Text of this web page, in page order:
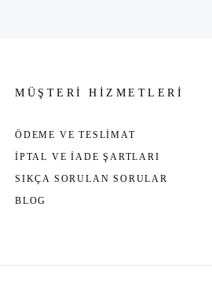
MÜŞTERİ HİZMETLERİ
ÖDEME VE TESLİMAT
İPTAL VE İADE ŞARTLARI
SIKÇA SORULAN SORULAR
BLOG